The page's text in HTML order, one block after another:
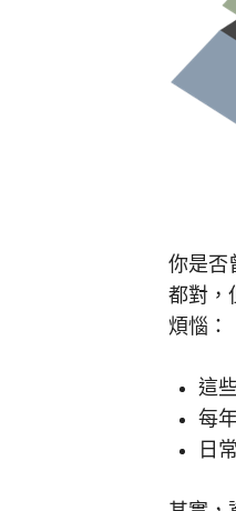
你是否
都對，
煩惱：
這
每
日